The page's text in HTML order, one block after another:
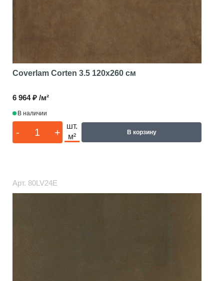
Coverlam Corten 3.5 120x260 см
6 964 ₽ /м²
В наличии
- +
шт.
м²
В корзину
Арт. 80LV24E